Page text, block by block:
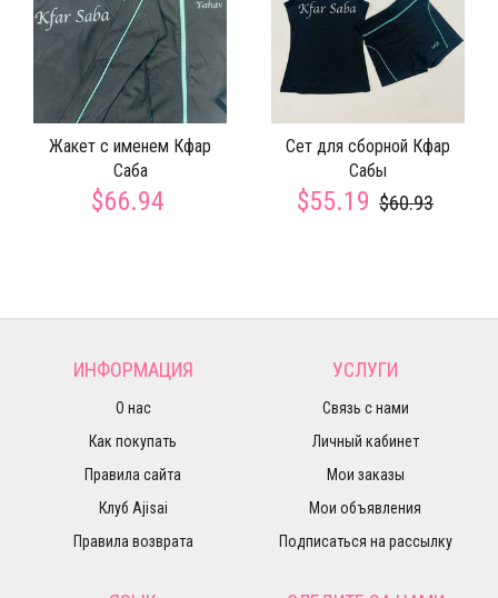
Жакет с именем Кфар
Саба
$66.94
Сет для сборной Кфар
Сабы
$55.19 $60.93
ИНФОРМАЦИЯ
О нас
Как покупать
Правила сайта
Клуб Ajisai
Правила возврата
УСЛУГИ
Связь с нами
Личный кабинет
Мои заказы
Мои объявления
Подписаться на рассылку